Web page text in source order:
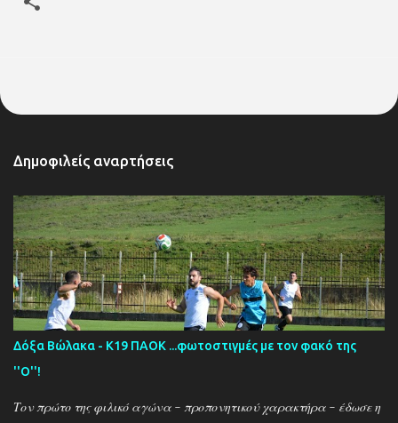
Δημοφιλείς αναρτήσεις
Δόξα Βώλακα - Κ19 ΠΑΟΚ ...φωτοστιγμές με τον φακό της
''Ο''!
Τον πρώτο της φιλικό αγώνα - προπονητικού χαρακτήρα - έδωσε η